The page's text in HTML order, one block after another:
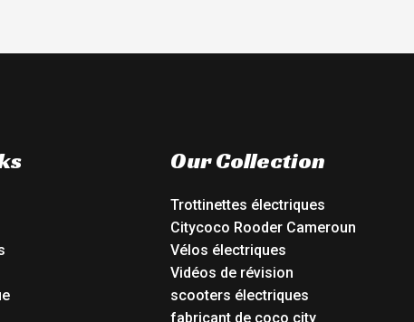
Our Collection
Trottinettes électriques
Citycoco Rooder Cameroun
Vélos électriques
Vidéos de révision
scooters électriques
fabricant de coco city